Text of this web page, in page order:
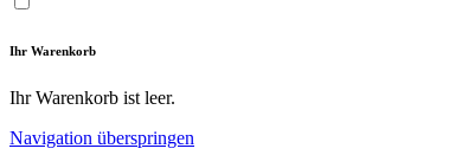
Ihr Warenkorb
Ihr Warenkorb ist leer.
Navigation überspringen